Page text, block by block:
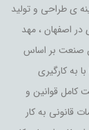
خود را در زمینه ی طراحی و تولید
در اصفهان ، مهد
صنعت بر اساس
خود را با به کارگیری
کامل قوانین و
قانونی به کار